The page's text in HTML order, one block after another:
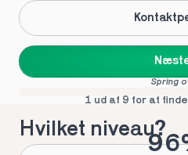
Spring
1 ud af 9 for at
Hvilket niveau?